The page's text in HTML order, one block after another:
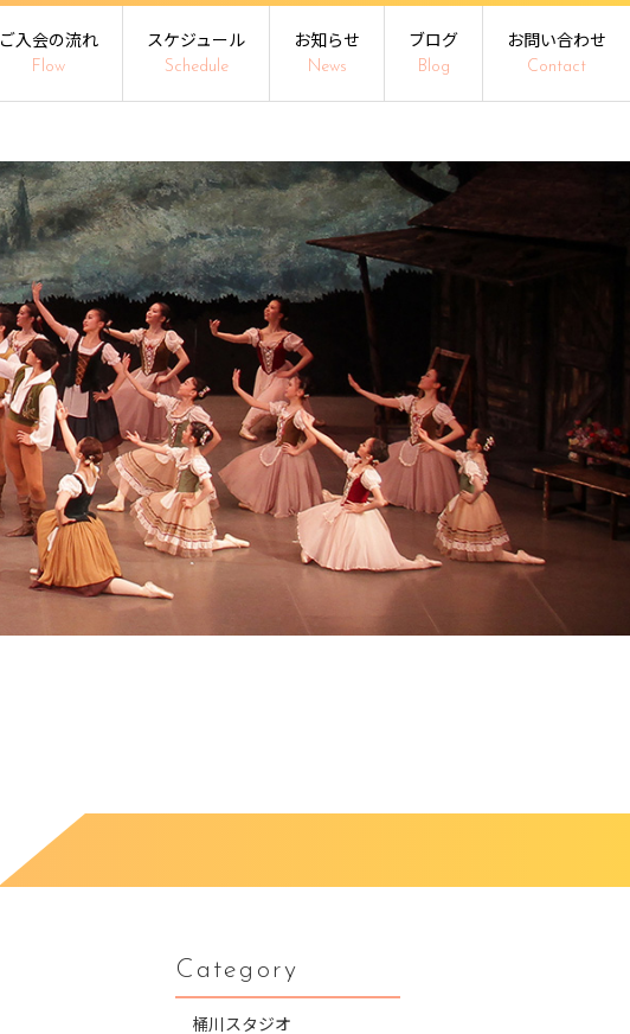
ご入会の流れ
Flow
スケジュール
Schedule
お知らせ
News
ブログ
Blog
お問い合わせ
Contact
Category
桶川スタジオ